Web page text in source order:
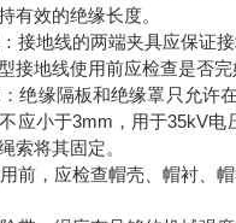
有效的绝缘长度。
接地线的两端夹具应保证
接地线使用前应检查是否
绝缘隔板和绝缘罩只允许
应小于3mm，用于35kV
索将其固定。
前，应检查帽壳、帽衬、